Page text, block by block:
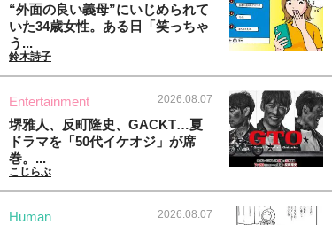
“外面の良い義母”にいじめられて
いた34歳女性。ある日「笑っちゃ
う...
鈴木詩子
Entertainment 2026.08.07
堺雅人、反町隆史、GACKT…夏
ドラマを「50代イケオジ」が席
巻。...
こじらぶ
Human 2026.08.07